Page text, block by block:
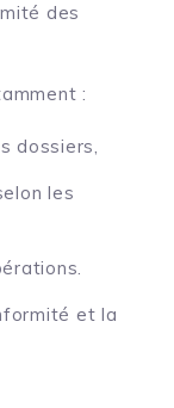
des
:
dossiers,
les
et la